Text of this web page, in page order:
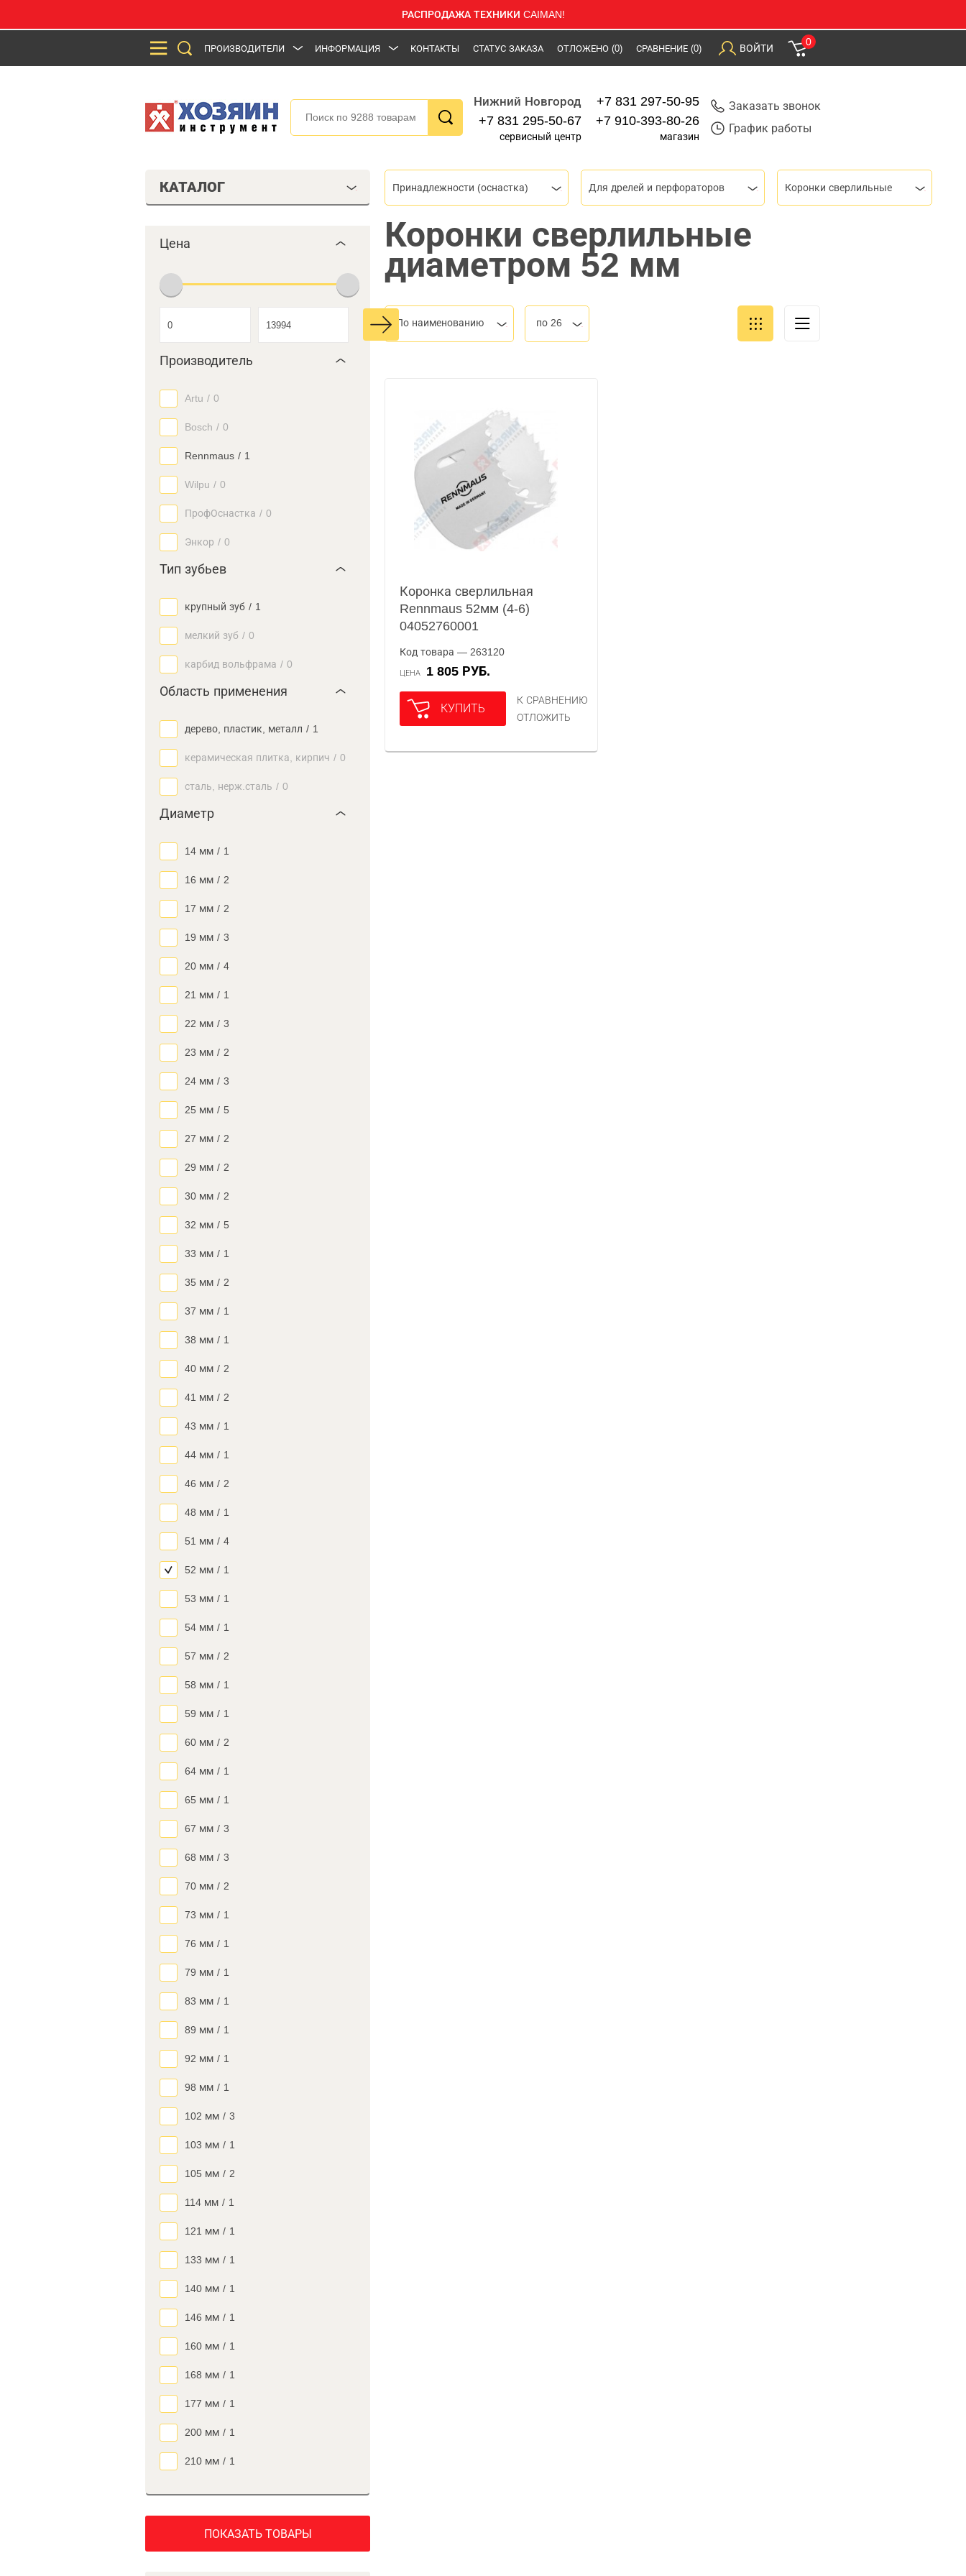
РАСПРОДАЖА ТЕХНИКИ CAIMAN!
ПРОИЗВОДИТЕЛИ ИНФОРМАЦИЯ КОНТАКТЫ СТАТУС ЗАКАЗА ОТЛОЖЕНО (0) СРАВНЕНИЕ (0) ВОЙТИ
0
Нижний Новгород
+7 831 295-50-67
сервисный центр
+7 831 297-50-95
+7 910-393-80-26
магазин
Заказать звонок
График работы
КАТАЛОГ
Цена
Производитель
Artu / 0
Bosch / 0
Rennmaus / 1
Wilpu / 0
ПрофОснастка / 0
Энкор / 0
Тип зубьев
крупный зуб / 1
мелкий зуб / 0
карбид вольфрама / 0
Область применения
дерево, пластик, металл / 1
керамическая плитка, кирпич / 0
сталь, нерж.сталь / 0
Диаметр
14 мм / 1
16 мм / 2
17 мм / 2
19 мм / 3
20 мм / 4
21 мм / 1
22 мм / 3
23 мм / 2
24 мм / 3
25 мм / 5
27 мм / 2
29 мм / 2
30 мм / 2
32 мм / 5
33 мм / 1
35 мм / 2
37 мм / 1
38 мм / 1
40 мм / 2
41 мм / 2
43 мм / 1
44 мм / 1
46 мм / 2
48 мм / 1
51 мм / 4
52 мм / 1
53 мм / 1
54 мм / 1
57 мм / 2
58 мм / 1
59 мм / 1
60 мм / 2
64 мм / 1
65 мм / 1
67 мм / 3
68 мм / 3
70 мм / 2
73 мм / 1
76 мм / 1
79 мм / 1
83 мм / 1
89 мм / 1
92 мм / 1
98 мм / 1
102 мм / 3
103 мм / 1
105 мм / 2
114 мм / 1
121 мм / 1
133 мм / 1
140 мм / 1
146 мм / 1
160 мм / 1
168 мм / 1
177 мм / 1
200 мм / 1
210 мм / 1
ПОКАЗАТЬ ТОВАРЫ
Принадлежности (оснастка) Для дрелей и перфораторов Коронки сверлильные
Коронки сверлильные
диаметром 52 мм
По наименованию по 26
Коронка сверлильная
Rennmaus 52мм (4-6)
04052760001
Код товара — 263120
ЦЕНА 1 805 РУБ.
КУПИТЬ
К СРАВНЕНИЮ
ОТЛОЖИТЬ